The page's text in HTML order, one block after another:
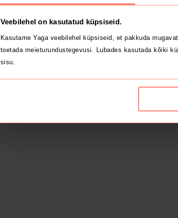
Veebilehel on kasutatud küpsiseid.
Kasutame Yaga veebilehel küpsiseid, et pakkuda
toetada meieturundustegevusi. Lubades kasutada kõiki
sisu.